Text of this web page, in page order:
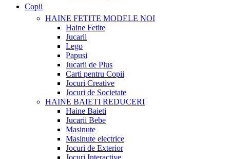
Copii
HAINE FETITE MODELE NOI
Haine Fetite
Jucarii
Lego
Papusi
Jucarii de Plus
Carti pentru Copii
Jocuri Creative
Jocuri de Societate
HAINE BAIETI REDUCERI
Haine Baieti
Jucarii Bebe
Masinute
Masinute electrice
Jocuri de Exterior
Jocuri Interactive